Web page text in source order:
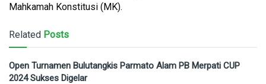
Mahkamah Konstitusi (MK).
Related Posts
Open Turnamen Bulutangkis Parmato Alam PB Merpati CUP
2024 Sukses Digelar